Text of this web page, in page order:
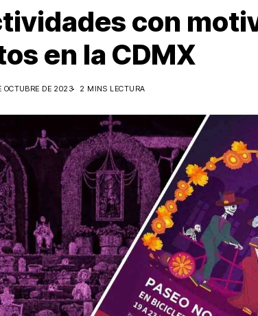
con
en la CDMX
OCTUBRE DE 2023 2 MINS LECTURA